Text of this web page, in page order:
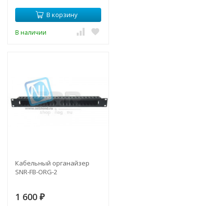
В корзину
В наличии
Кабельный органайзер
SNR-FB-ORG-2
1 600 ₽